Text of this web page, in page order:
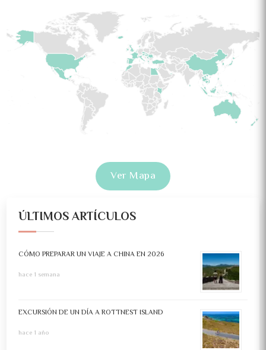
Ver Mapa
ÚLTIMOS ARTÍCULOS
CÓMO PREPARAR UN VIAJE A CHINA EN 2026
hace 1 semana
EXCURSIÓN DE UN DÍA A ROTTNEST ISLAND
hace 1 año